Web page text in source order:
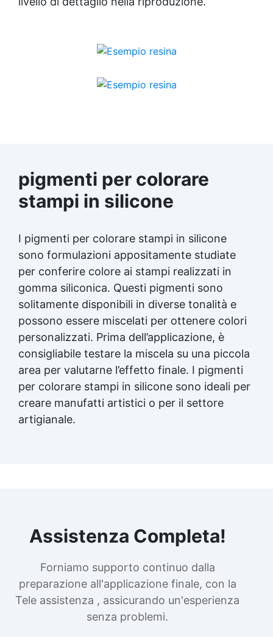
pigmenti per colorare
stampi in silicone
I pigmenti per colorare stampi in silicone
sono formulazioni appositamente studiate
per conferire colore ai stampi realizzati in
gomma siliconica. Questi pigmenti sono
solitamente disponibili in diverse tonalità e
possono essere miscelati per ottenere colori
personalizzati. Prima dell’applicazione, è
consigliabile testare la miscela su una piccola
area per valutarne l’effetto finale. I pigmenti
per colorare stampi in silicone sono ideali per
creare manufatti artistici o per il settore
artigianale.
Assistenza Completa!
Forniamo supporto continuo dalla
preparazione all'applicazione finale, con la
Tele assistenza , assicurando un'esperienza
senza problemi.